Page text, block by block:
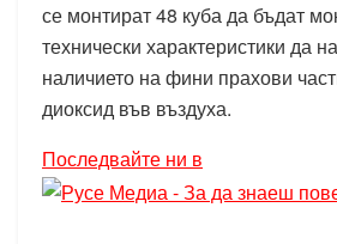
се монтират 48 куба да бъдат
технически характеристики да
наличието на фини прахови
диоксид във въздуха.
Последвайте ни в